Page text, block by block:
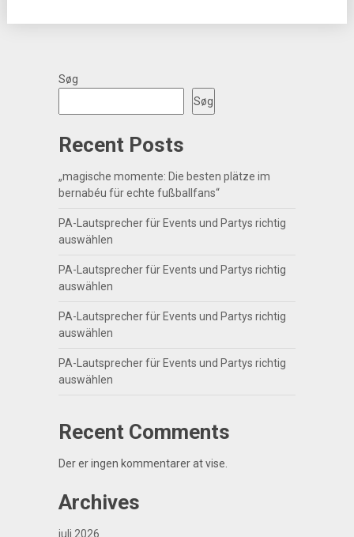
Søg
Søg
Recent Posts
„magische momente: Die besten plätze im
bernabéu für echte fußballfans“
PA-Lautsprecher für Events und Partys richtig
auswählen
PA-Lautsprecher für Events und Partys richtig
auswählen
PA-Lautsprecher für Events und Partys richtig
auswählen
PA-Lautsprecher für Events und Partys richtig
auswählen
Recent Comments
Der er ingen kommentarer at vise.
Archives
juli 2026